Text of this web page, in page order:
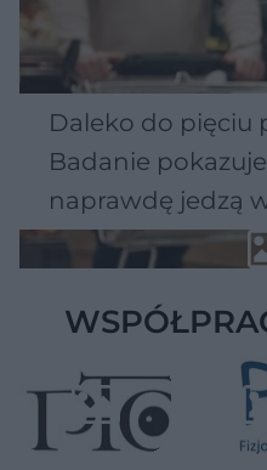
Daleko do pięciu
Badanie
naprawdę jedzą